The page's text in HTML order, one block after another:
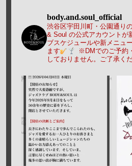
body.and.soul_official
渋谷区宇田川町・公園通り
& Soul の公式アカウントが
ブスケジュールや新メニュ
ます
※DMでのご予約
しておりません。ご了承く